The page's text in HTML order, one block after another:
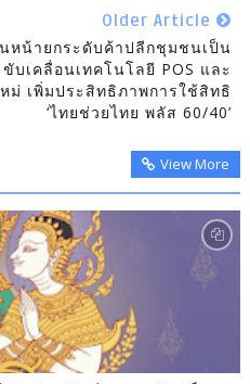
Older Article
นหน้ายกระดับค้าปลีกชุมชนเป็น
บเคลื่อนเทคโนโลยี POS และ
ม่ เพิ่มประสิทธิภาพการใช้สิทธิ
‘ไทยช่วยไทย พลัส 60/40’
View More